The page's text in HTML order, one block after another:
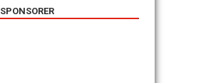
SPONSORER